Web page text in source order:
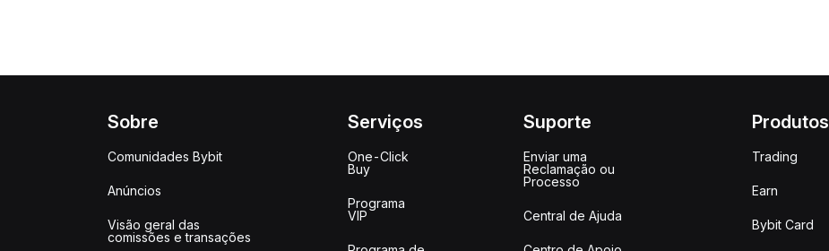
Sobre
Comunidades Bybit
Anúncios
Visão geral das
comissões e transações
Serviços
One-Click
Buy
Programa
VIP
Suporte
Enviar uma
Reclamação ou
Processo
Central de Ajuda
Produtos
Trading
Earn
Bybit Card